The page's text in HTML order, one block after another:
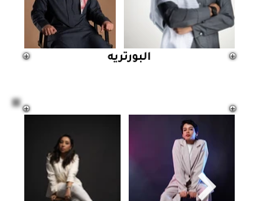
البورتريه